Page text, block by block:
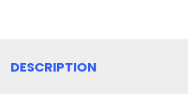
DESCRIPTION